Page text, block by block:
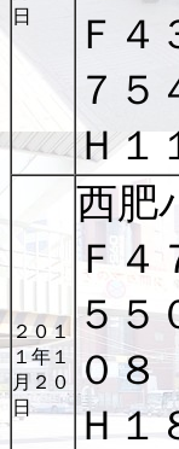
日
Ｆ
７
Ｈ１
２０１
１年１
月２０
日
西肥
Ｆ
５
０
Ｈ